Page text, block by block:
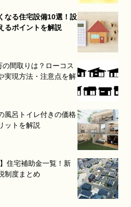
なる住宅設備10選！設
るポイントを解説
間取りは？ローコス
実現方法・注意点を解
風呂トイレ付きの価格
ットを解説
住宅補助金一覧！新
制度まとめ